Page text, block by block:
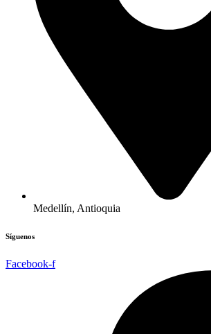
Medellín, Antioquia
Síguenos
Facebook-f